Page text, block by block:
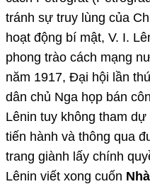
tránh sự truy lùng của
hoạt động bí mật, V. I.
phong trào cách mạng
năm 1917, Đại hội lần
dân chủ Nga họp bán
Lênin tuy không tham
tiến hành và thông qua
trang giành lấy chính
Lênin viết xong cuốn